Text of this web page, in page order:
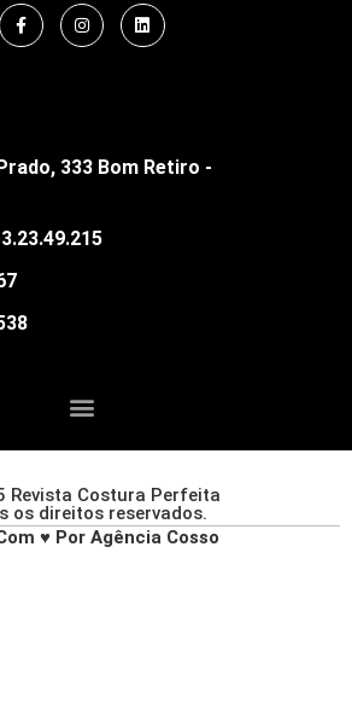
333 Bom Retiro -
Revista Costura Perfeita
os direitos reservados.
♥ Por Agência Cosso